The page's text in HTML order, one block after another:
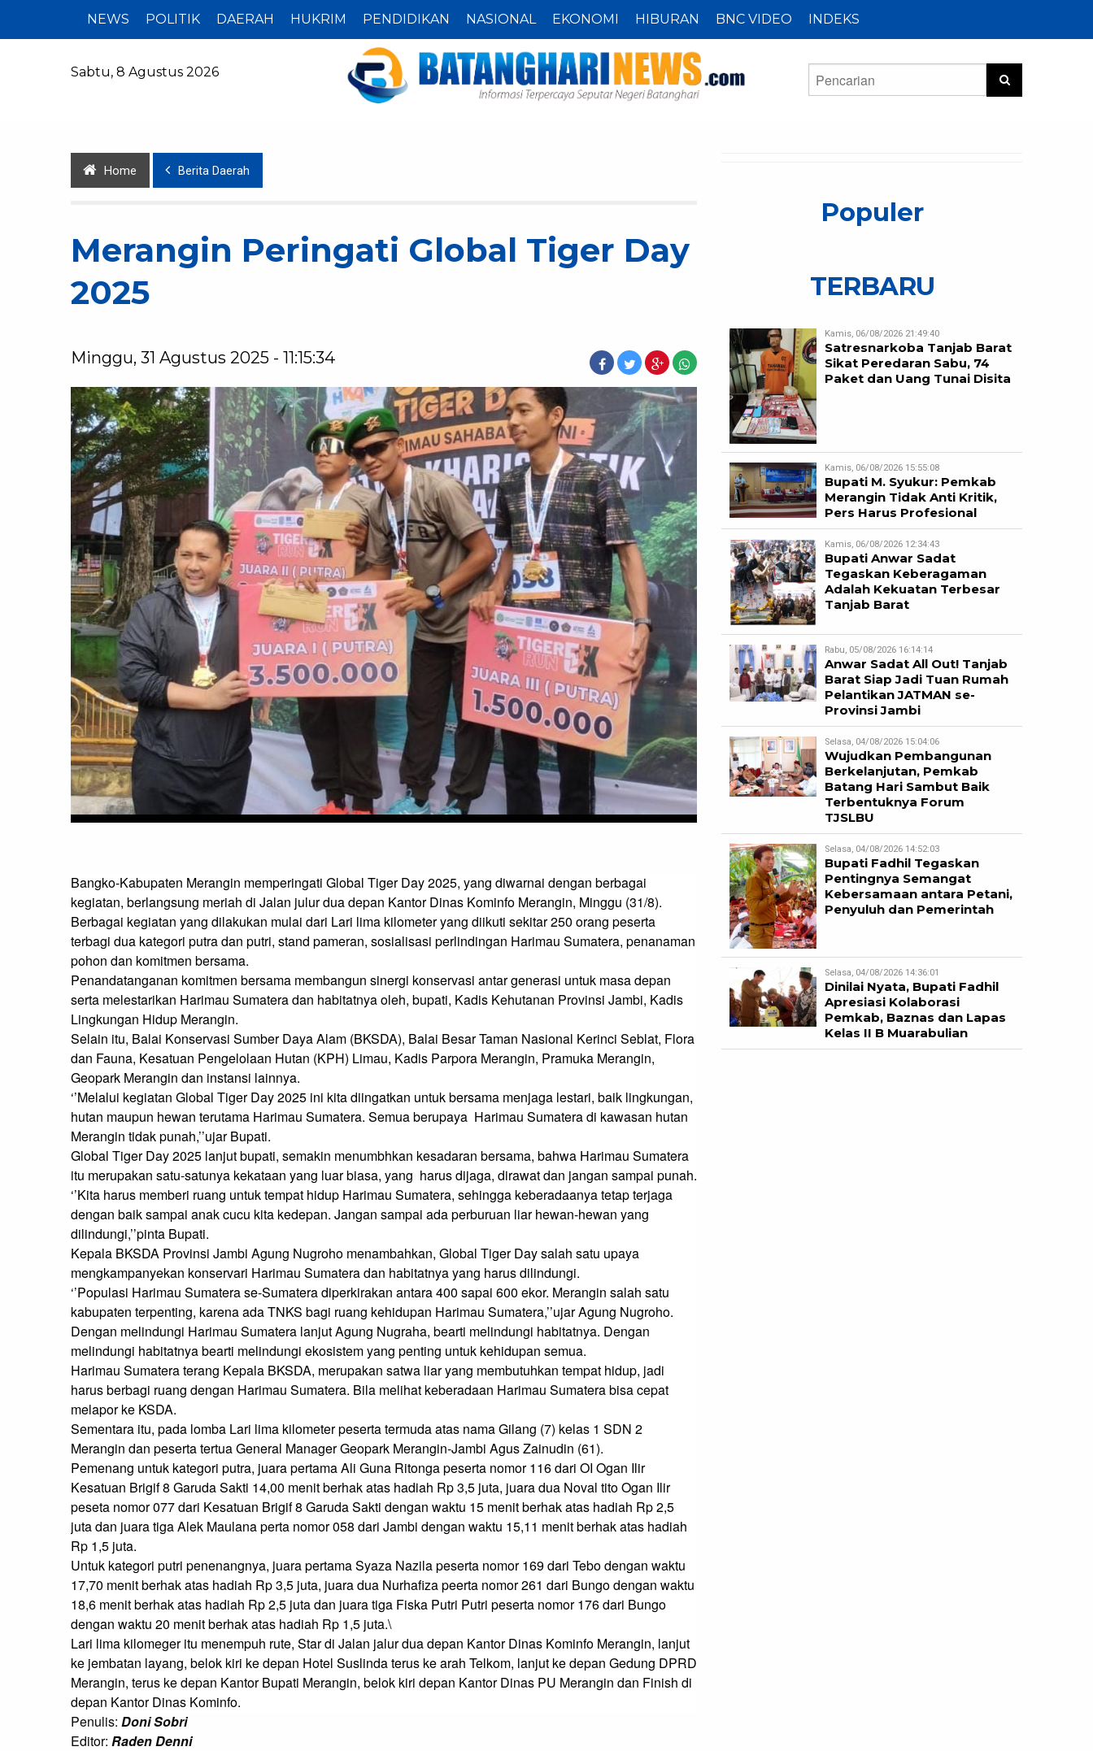
NEWS POLITIK DAERAH HUKRIM PENDIDIKAN NASIONAL EKONOMI HIBURAN BNC VIDEO INDEKS
Sabtu, 8 Agustus 2026
Home Berita Daerah
Merangin Peringati Global Tiger Day
2025
Minggu, 31 Agustus 2025 - 11:15:34
Bangko-Kabupaten Merangin memperingati Global Tiger Day 2025, yang diwarnai dengan berbagai
kegiatan, berlangsung meriah di Jalan julur dua depan Kantor Dinas Kominfo Merangin, Minggu (31/8).
Berbagai kegiatan yang dilakukan mulai dari Lari lima kilometer yang diikuti sekitar 250 orang peserta
terbagi dua kategori putra dan putri, stand pameran, sosialisasi perlindingan Harimau Sumatera, penanaman
pohon dan komitmen bersama.
Penandatanganan komitmen bersama membangun sinergi konservasi antar generasi untuk masa depan
serta melestarikan Harimau Sumatera dan habitatnya oleh, bupati, Kadis Kehutanan Provinsi Jambi, Kadis
Lingkungan Hidup Merangin.
Selain itu, Balai Konservasi Sumber Daya Alam (BKSDA), Balai Besar Taman Nasional Kerinci Seblat, Flora
dan Fauna, Kesatuan Pengelolaan Hutan (KPH) Limau, Kadis Parpora Merangin, Pramuka Merangin,
Geopark Merangin dan instansi lainnya.
‘’Melalui kegiatan Global Tiger Day 2025 ini kita diingatkan untuk bersama menjaga lestari, baik lingkungan,
hutan maupun hewan terutama Harimau Sumatera. Semua berupaya  Harimau Sumatera di kawasan hutan
Merangin tidak punah,’’ujar Bupati.
Global Tiger Day 2025 lanjut bupati, semakin menumbhkan kesadaran bersama, bahwa Harimau Sumatera
itu merupakan satu-satunya kekataan yang luar biasa, yang  harus dijaga, dirawat dan jangan sampai punah.
‘’Kita harus memberi ruang untuk tempat hidup Harimau Sumatera, sehingga keberadaanya tetap terjaga
dengan baik sampai anak cucu kita kedepan. Jangan sampai ada perburuan liar hewan-hewan yang
dilindungi,’’pinta Bupati.
Kepala BKSDA Provinsi Jambi Agung Nugroho menambahkan, Global Tiger Day salah satu upaya
mengkampanyekan konservari Harimau Sumatera dan habitatnya yang harus dilindungi.
‘’Populasi Harimau Sumatera se-Sumatera diperkirakan antara 400 sapai 600 ekor. Merangin salah satu
kabupaten terpenting, karena ada TNKS bagi ruang kehidupan Harimau Sumatera,’’ujar Agung Nugroho.
Dengan melindungi Harimau Sumatera lanjut Agung Nugraha, bearti melindungi habitatnya. Dengan
melindungi habitatnya bearti melindungi ekosistem yang penting untuk kehidupan semua.
Harimau Sumatera terang Kepala BKSDA, merupakan satwa liar yang membutuhkan tempat hidup, jadi
harus berbagi ruang dengan Harimau Sumatera. Bila melihat keberadaan Harimau Sumatera bisa cepat
melapor ke KSDA.
Sementara itu, pada lomba Lari lima kilometer peserta termuda atas nama Gilang (7) kelas 1 SDN 2
Merangin dan peserta tertua General Manager Geopark Merangin-Jambi Agus Zainudin (61).
Pemenang untuk kategori putra, juara pertama Ali Guna Ritonga peserta nomor 116 dari OI Ogan Ilir
Kesatuan Brigif 8 Garuda Sakti 14,00 menit berhak atas hadiah Rp 3,5 juta, juara dua Noval tito Ogan Ilir
peseta nomor 077 dari Kesatuan Brigif 8 Garuda Sakti dengan waktu 15 menit berhak atas hadiah Rp 2,5
juta dan juara tiga Alek Maulana perta nomor 058 dari Jambi dengan waktu 15,11 menit berhak atas hadiah
Rp 1,5 juta.
Untuk kategori putri penenangnya, juara pertama Syaza Nazila peserta nomor 169 dari Tebo dengan waktu
17,70 menit berhak atas hadiah Rp 3,5 juta, juara dua Nurhafiza peerta nomor 261 dari Bungo dengan waktu
18,6 menit berhak atas hadiah Rp 2,5 juta dan juara tiga Fiska Putri Putri peserta nomor 176 dari Bungo
dengan waktu 20 menit berhak atas hadiah Rp 1,5 juta.\
Lari lima kilomeger itu menempuh rute, Star di Jalan jalur dua depan Kantor Dinas Kominfo Merangin, lanjut
ke jembatan layang, belok kiri ke depan Hotel Suslinda terus ke arah Telkom, lanjut ke depan Gedung DPRD
Merangin, terus ke depan Kantor Bupati Merangin, belok kiri depan Kantor Dinas PU Merangin dan Finish di
depan Kantor Dinas Kominfo.
Penulis: Doni Sobri
Editor: Raden Denni
Populer
TERBARU
Kamis, 06/08/2026 21:49:40
Satresnarkoba Tanjab Barat
Sikat Peredaran Sabu, 74
Paket dan Uang Tunai Disita
Kamis, 06/08/2026 15:55:08
Bupati M. Syukur: Pemkab
Merangin Tidak Anti Kritik,
Pers Harus Profesional
Kamis, 06/08/2026 12:34:43
Bupati Anwar Sadat
Tegaskan Keberagaman
Adalah Kekuatan Terbesar
Tanjab Barat
Rabu, 05/08/2026 16:14:14
Anwar Sadat All Out! Tanjab
Barat Siap Jadi Tuan Rumah
Pelantikan JATMAN se-
Provinsi Jambi
Selasa, 04/08/2026 15:04:06
Wujudkan Pembangunan
Berkelanjutan, Pemkab
Batang Hari Sambut Baik
Terbentuknya Forum
TJSLBU
Selasa, 04/08/2026 14:52:03
Bupati Fadhil Tegaskan
Pentingnya Semangat
Kebersamaan antara Petani,
Penyuluh dan Pemerintah
Selasa, 04/08/2026 14:36:01
Dinilai Nyata, Bupati Fadhil
Apresiasi Kolaborasi
Pemkab, Baznas dan Lapas
Kelas II B Muarabulian